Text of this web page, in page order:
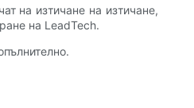
на изтичане на изтичане,
на LeadTech.